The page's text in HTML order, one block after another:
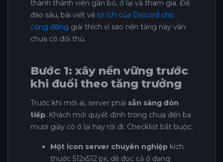
thành thành viên gắn bó, ở lại và tham gia. Để
đào sâu, bài viết về lợi ích của Discord cho
cộng đồng giải thích vì sao nền tảng này vẫn
chưa có đối thủ.
Bước 1: xây nền vững trước
khi đuổi theo tăng trưởng
Trước khi mời ai, server phải sẵn sàng đón
tiếp. Khách mới quyết định trong chưa đến ba
mươi giây có ở lại hay rời đi. Checklist bắt buộc:
Một icon server chuyên nghiệp kích
thước 512x512 px, dễ đọc cả ở dạng